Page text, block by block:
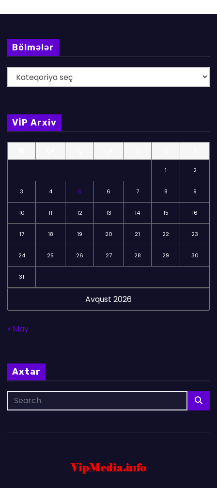
Bölmələr
ö
m
l
VİP Arxiv
Avqust 2026
1 2
3 4 5 6 7 8 9
10 11 12 13 14 15 16
17 18 19 20 21 22 23
24 25 26 27 28 29 30
31
« May
Axtar